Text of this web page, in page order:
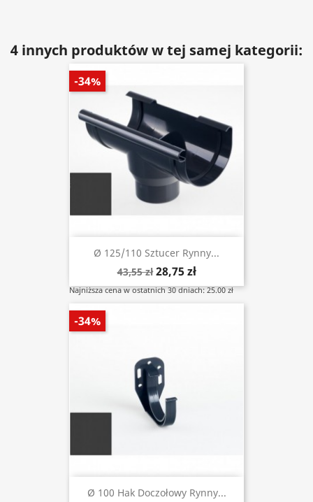
4 innych produktów w tej samej kategorii:
Ø 125/110 Sztucer Rynny...
43,55 zł 28,75 zł
Najniższa cena w ostatnich 30 dniach: 25.00 zł
-34%
Ø 100 Hak Doczołowy Rynny...
-34%